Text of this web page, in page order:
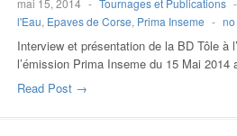
mai 15, 2014 - Tournages et Publications -
l'Eau, Epaves de Corse, Prima Inseme -
Interview et présentation de la BD Tôle à
l’émission Prima Inseme du 15 Mai
Read Post →